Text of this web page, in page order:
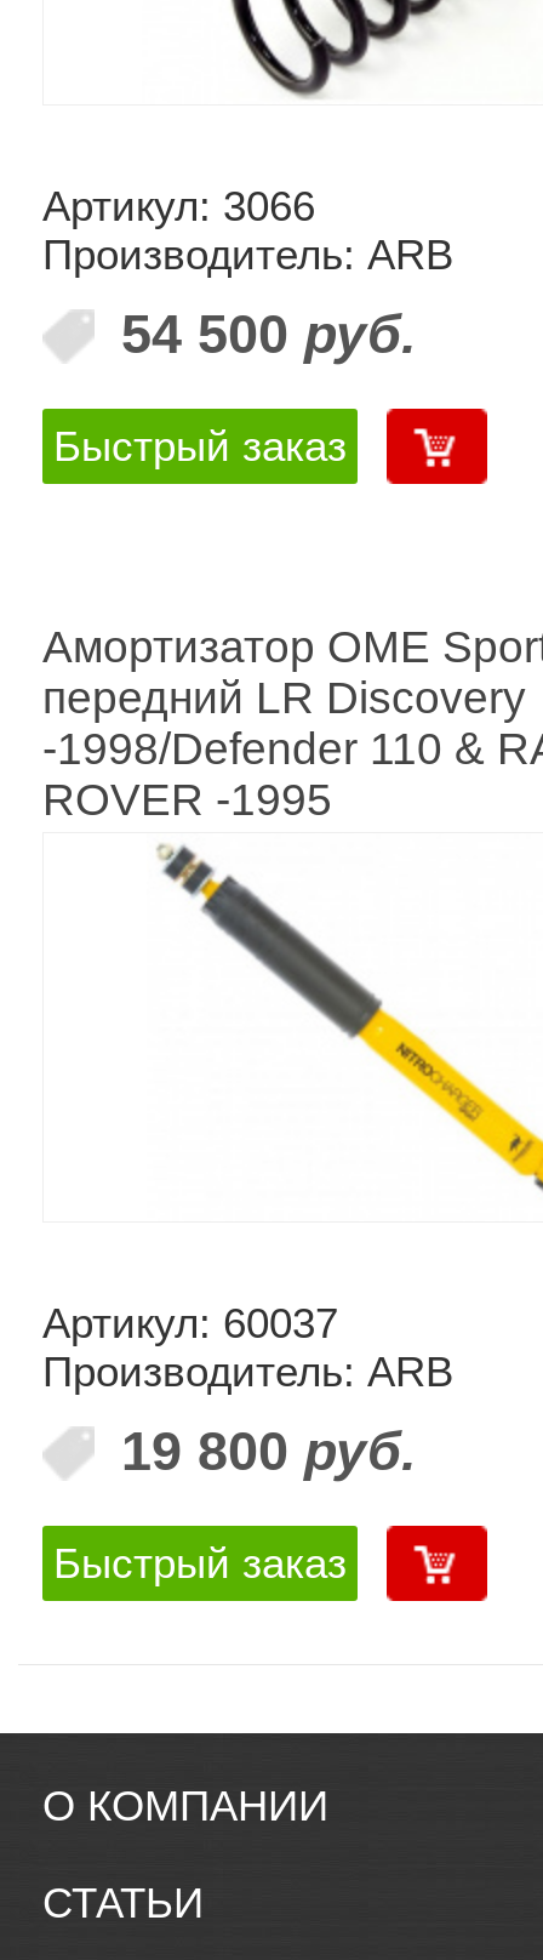
Артикул: 3066
Производитель: ARB
54 500 руб.
Быстрый заказ
Амортизатор OME
передний LR Discovery
-1998/Defender 110 &
ROVER -1995
Артикул: 60037
Производитель: ARB
19 800 руб.
Быстрый заказ
О КОМПАНИИ
СТАТЬИ